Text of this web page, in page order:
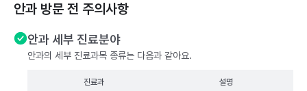
안과 방문 전 주의사항
안과 세부 진료분야
안과의 세부 진료과목 종류는 다음과 같아요.
진료과 설명